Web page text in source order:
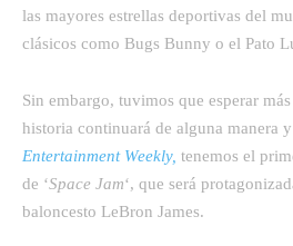
las mayores estrellas deportivas del
clásicos como Bugs Bunny o el Pato
Sin embargo, tuvimos que esperar
historia continuará de alguna manera
Entertainment Weekly, tenemos el
de ‘Space Jam‘, que será
baloncesto LeBron James.